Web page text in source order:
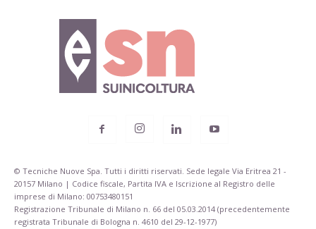
© Tecniche Nuove Spa. Tutti i diritti riservati. Sede legale Via Eritrea 21 -
20157 Milano | Codice fiscale, Partita IVA e Iscrizione al Registro delle
imprese di Milano: 00753480151
Registrazione Tribunale di Milano n. 66 del 05.03.2014 (precedentemente
registrata Tribunale di Bologna n. 4610 del 29-12-1977)